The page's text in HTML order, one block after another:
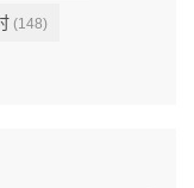
(148)